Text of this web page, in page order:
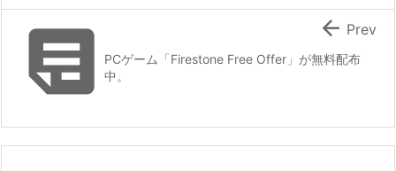
PCゲーム「Firestone Free Offer」が無料配布
中。
 Prev